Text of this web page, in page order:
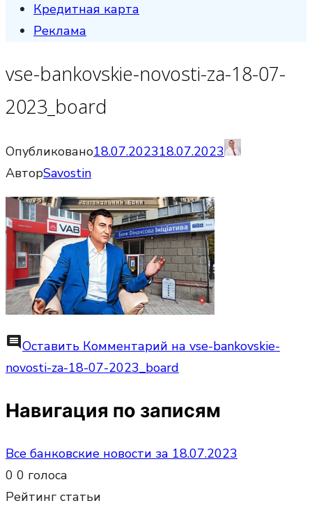
Кредитная карта
Реклама
vse-bankovskie-novosti-za-18-07-
2023_board
Опубликовано18.07.202318.07.2023
АвторSavostin
commentОставить Комментарий на vse-bankovskie-
novosti-za-18-07-2023_board
Навигация по записям
Все банковские новости за 18.07.2023
0 0 голоса
Рейтинг статьи